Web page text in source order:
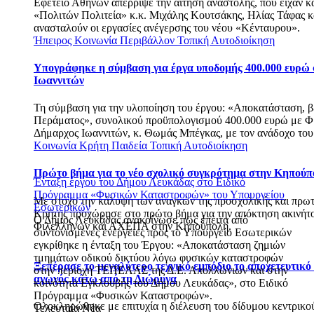
«Πολιτών Πολιτεία» κ.κ. Μιχάλης Κουτσάκης, Ηλίας Τάφας
ανασταλούν οι εργασίες ανέγερσης του νέου «Κένταυρου».
Ήπειρος Κοινωνία Περιβάλλον Τοπική Αυτοδιοίκηση
Υπογράφηκε η σύμβαση για έργα υποδομής 400.000
Ιωαννιτών
Τη σύμβαση για την υλοποίηση του έργου: «Αποκατάσταση,
Περάματος», συνολικού προϋπολογισμού 400.000 ευρώ με
Δήμαρχος Ιωαννιτών, κ. Θωμάς Μπέγκας, με τον ανάδοχο
Κοινωνία Κρήτη Παιδεία Τοπική Αυτοδιοίκηση
Πρώτο βήμα για το νέο σχολικό συγκρότημα στην
Με στόχο την κάλυψη των αναγκών της προσχολικής και
Κρήτης προχώρησε στο πρώτο βήμα για την απόκτηση
Φιλελλήνων και ΑΧΕΠΑ στην Κηπούπολη.
Ξεπέρασε το μεγαλύτερο τεχνικό εμπόδιο το
αγωγός κάτω από τη Διώρυγα
Ολοκληρώθηκε με επιτυχία η διέλευση του δίδυμου
Ένταξη έργου του Δήμου Λευκάδας στο Ειδικό
Πρόγραμμα «Φυσικών Καταστροφών» του Υπουργείου
Εσωτερικών
Ο Δήμος Λευκάδας ανακοίνωσε πως έπειτα από
συντονισμένες ενέργειες προς το Υπουργείο Εσωτερικών
εγκρίθηκε η ένταξη του Έργου: «Αποκατάσταση ζημιών
τμημάτων οδικού δικτύου λόγω φυσικών καταστροφών
στην περιοχή ΤΕΠΕΛΑΣ της Δ.Ε. Απολλώνιων και στην
κοινότητα Εγκλουβής του Δήμου Λευκάδας», στο Ειδικό
Πρόγραμμα «Φυσικών Καταστροφών».
Τελευταία Νέα